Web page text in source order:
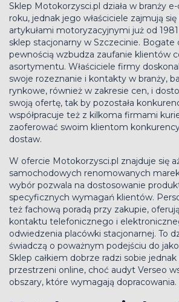
Sklep Motokorzysci.pl działa w branży
roku, jednak jego właściciele zajmują
artykułami motoryzacyjnymi już od
sklep stacjonarny w Szczecinie. Bogate
pewnością wzbudza zaufanie klientów
asortymentu. Właściciele firmy
swoje rozeznanie i kontakty w branży,
rynkowe, również w zakresie cen, i
swoją ofertę, tak by pozostała
współpracuje też z kilkoma firmami
zaoferować swoim klientom
dostaw.
W ofercie Motokorzysci.pl znajduje się
samochodowych renomowanych
wybór pozwala na dostosowanie
specyficznych wymagań klientów.
też fachową poradą przy zakupie,
kontaktu telefonicznego i
odwiedzenia placówki stacjonarnej. To
świadczą o poważnym podejściu do
Sklep całkiem dobrze radzi sobie
przestrzeni online, choć audyt Verseo
obszary, które wymagają dopracowania.